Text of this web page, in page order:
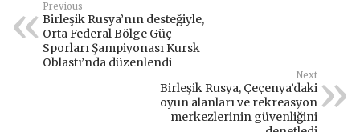
Previous
Birleşik Rusya’nın desteğiyle,
Orta Federal Bölge Güç
Sporları Şampiyonası Kursk
Oblastı’nda düzenlendi
Next
Birleşik Rusya, Çeçenya’daki
oyun alanları ve rekreasyon
merkezlerinin güvenliğini